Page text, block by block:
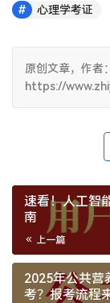
心理学考证
原创文章，作者
https://
速看！人工智
南
上一篇
2025年公共营
考？报考流程